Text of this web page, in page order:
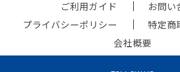
ご利用ガイド
お問い
プライバシーポリシー
特定商
会社概要